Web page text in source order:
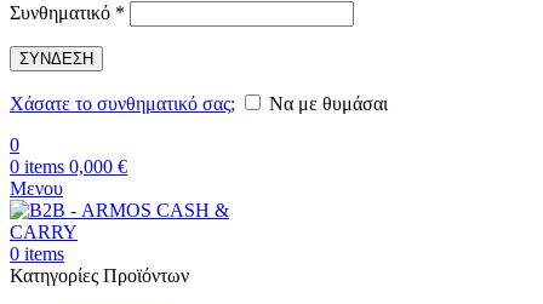
Συνθηματικό *
ΣΥΝΔΕΣΗ
Χάσατε το συνθηματικό σας;
Να με θυμάσαι
0
0 items 0,000 €
Μενου
0 items
Κατηγορίες Προϊόντων